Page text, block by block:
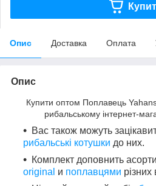
Опис Доставка Оплата
Опис
Купити оптом Поплавець
рибальському інтернет-
Вас також можуть
рибальські котушки до них.
Комплект доповнить
original и поплавцями різних